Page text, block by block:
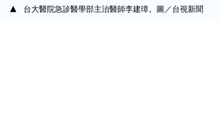
台大醫院急診醫學部主治醫師李建璋。圖／台視新聞